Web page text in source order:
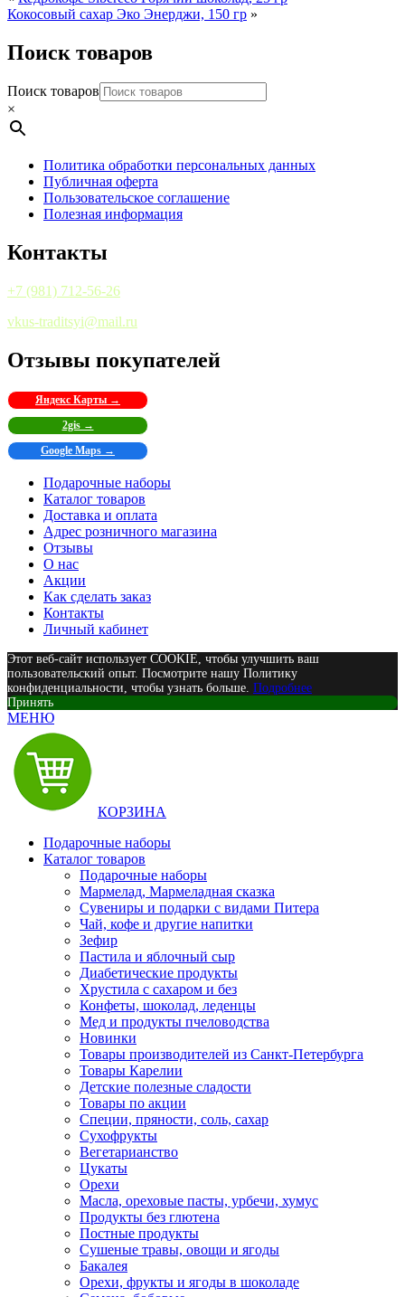
Кокосовый сахар Эко Энерджи, 150 гр »
Поиск товаров
Поиск товаров
×
Политика обработки персональных данных
Публичная оферта
Пользовательское соглашение
Полезная информация
Контакты
+7 (981) 712-56-26
vkus-traditsyi@mail.ru
Отзывы покупателей
Яндекс Карты →
2gis →
Google Maps →
Подарочные наборы
Каталог товаров
Доставка и оплата
Адрес розничного магазина
Отзывы
О нас
Акции
Как сделать заказ
Контакты
Личный кабинет
Этот веб-сайт использует COOKIE, чтобы улучшить ваш
пользовательский опыт. Посмотрите нашу Политику
конфиденциальности, чтобы узнать больше. Подробнее
Принять
МЕНЮ
КОРЗИНА
Подарочные наборы
Каталог товаров
Подарочные наборы
Мармелад, Мармеладная сказка
Сувениры и подарки с видами Питера
Чай, кофе и другие напитки
Зефир
Пастила и яблочный сыр
Диабетические продукты
Хрустила с сахаром и без
Конфеты, шоколад, леденцы
Мед и продукты пчеловодства
Новинки
Товары производителей из Санкт-Петербурга
Товары Карелии
Детские полезные сладости
Товары по акции
Специи, пряности, соль, сахар
Сухофрукты
Вегетарианство
Цукаты
Орехи
Масла, ореховые пасты, урбечи, хумус
Продукты без глютена
Постные продукты
Сушеные травы, овощи и ягоды
Бакалея
Орехи, фрукты и ягоды в шоколаде